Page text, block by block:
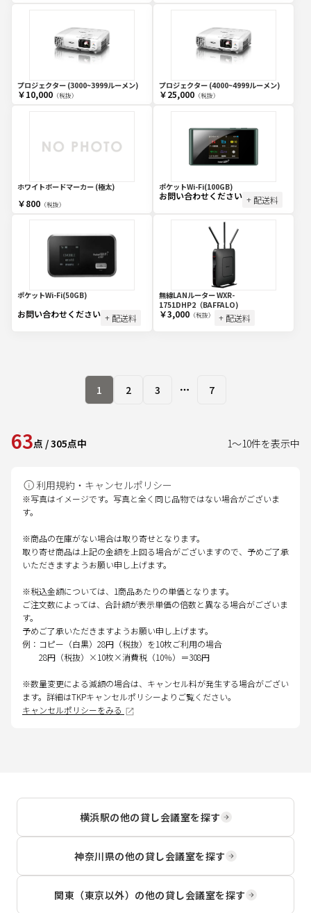
プロジェクター (3000~3999ルーメン)
￥10,000（税抜）
プロジェクター (4000~4999ルーメン)
￥25,000（税抜）
ホワイトボードマーカー (極太)
￥800（税抜）
ポケットWi-Fi(100GB)
お問い合わせください + 配送料
ポケットWi-Fi(50GB)
お問い合わせください + 配送料
無線LANルーター WXR-
1751DHP2（BAFFALO)
￥3,000（税抜） + 配送料
1 2 3 More pages
7
63点 /305点中 1～10件を表示中
利用規約・キャンセルポリシー
※写真はイメージです。写真と全く同じ品物ではない場合がございま
す。
※商品の在庫がない場合は取り寄せとなります。
取り寄せ商品は上記の金額を上回る場合がございますので、予めご了承
いただきますようお願い申し上げます。
※税込金額については、1商品あたりの単価となります。
ご注文数によっては、合計額が表示単価の倍数と異なる場合がございま
す。
予めご了承いただきますようお願い申し上げます。
例：コピー（白黒）28円（税抜）を10枚ご利用の場合
28円（税抜）×10枚×消費税（10％）＝308円
※数量変更による減額の場合は、キャンセル料が発生する場合がござい
ます。詳細はTKPキャンセルポリシーよりご覧ください。
キャンセルポリシーをみる
横浜駅の他の貸し会議室を探す
神奈川県の他の貸し会議室を探す
関東（東京以外） の他の貸し会議室を探す